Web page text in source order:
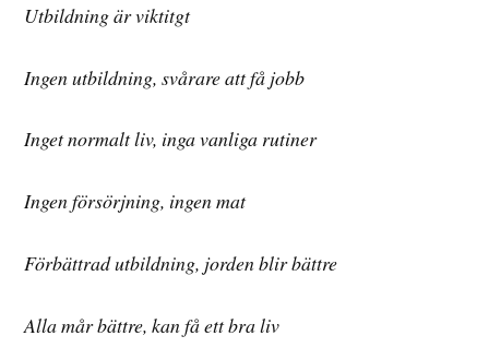
Utbildning är viktitgt
Ingen utbildning, svårare att få jobb
Inget normalt liv, inga vanliga rutiner
Ingen försörjning, ingen mat
Förbättrad utbildning, jorden blir bättre
Alla mår bättre, kan få ett bra liv